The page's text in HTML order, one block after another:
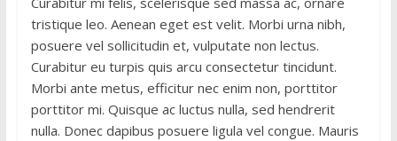
tristique leo. Aenean eget est velit. Morbi urna nibh,
posuere vel sollicitudin et, vulputate non lectus.
Curabitur eu turpis quis arcu consectetur tincidunt.
Morbi ante metus, efficitur nec enim non, porttitor
porttitor mi. Quisque ac luctus nulla, sed hendrerit
nulla. Donec dapibus posuere ligula vel congue. Mauris